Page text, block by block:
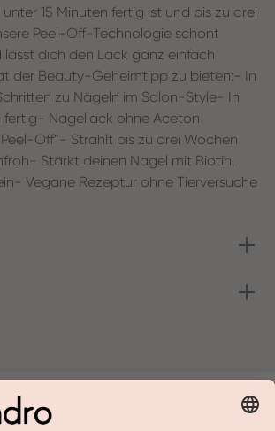
15 Minuten fertig ist und bis zu drei
Peel-Off-Technologie schont
lässt dich den Lack ganz einfach
der Beauty-Geheimtipp zu bieten:- In
zu Nägeln im Salon-Style- In
fertig- Nagellack ohne Aceton
Off”- Strahlt bis zu drei Wochen
Stärkt deinen Nagel mit Biotin,
Vegane Rezeptur ohne Tierversuche